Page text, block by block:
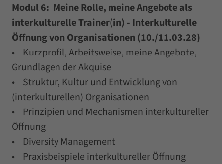
Modul 6: Meine Rolle, meine Angebote als
interkulturelle Trainer(in) - Interkulturelle
Öffnung von Organisationen (10./11.03.28)
• Kurzprofil, Arbeitsweise, meine Angebote,
Grundlagen der Akquise
• Struktur, Kultur und Entwicklung von
(interkulturellen) Organisationen
• Prinzipien und Mechanismen interkultureller
Öffnung
• Diversity Management
• Praxisbeispiele interkultureller Öffnung